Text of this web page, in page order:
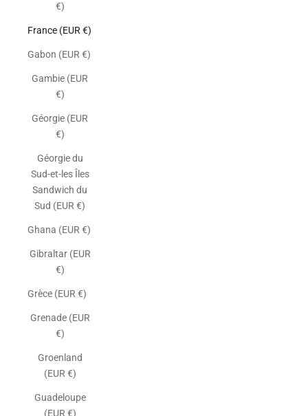
€)
France (EUR €)
Gabon (EUR €)
Gambie (EUR
€)
Géorgie (EUR
€)
Géorgie du
Sud-et-les Îles
Sandwich du
Sud (EUR €)
Ghana (EUR €)
Gibraltar (EUR
€)
Grèce (EUR €)
Grenade (EUR
€)
Groenland
(EUR €)
Guadeloupe
(EUR €)